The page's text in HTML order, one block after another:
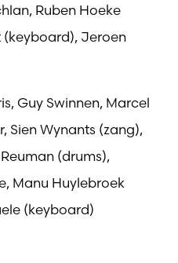
Ruben Hoeke
Jeroen
Guy Swinnen, Marcel
Sien Wynants (zang),
(drums),
Manu Huylebroek
(keyboard)